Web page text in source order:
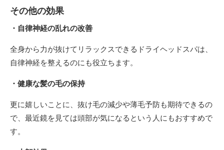
その他の効果
・自律神経の乱れの改善
全身から力が抜けてリラックスできるドライヘッドスパは、
自律神経を整えるのにも役立ちます。
・健康な髪の毛の保持
更に嬉しいことに、抜け毛の減少や薄毛予防も期待できるの
で、最近鏡を見ては頭部が気になるという人にもおすすめで
す。